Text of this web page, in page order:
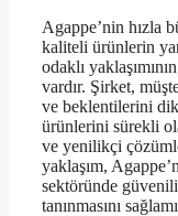
Agappe’nin hızla
kaliteli ürünlerin
odaklı
vardır. Şirket,
ve beklentilerini
ürünlerini sürekli
ve yenilikçi
yaklaşım,
sektöründe
tanınmasını